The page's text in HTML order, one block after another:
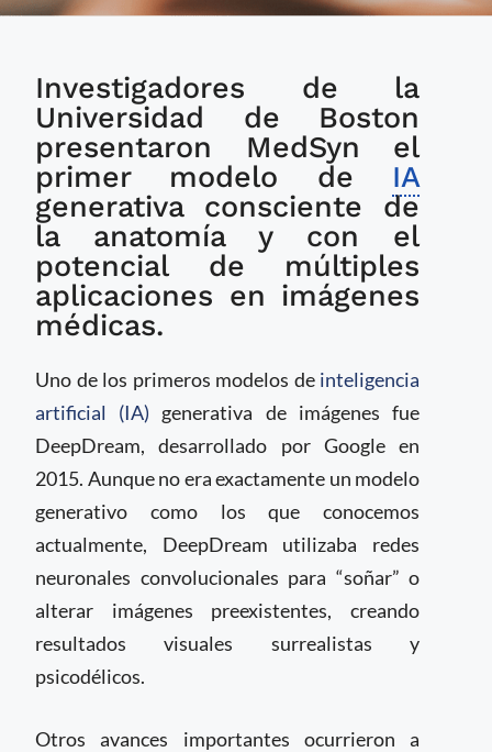
modelo de IA
generativa para
imágenes médicas
Investigadores de la
Universidad de Boston
presentaron MedSyn el
primer modelo de IA
generativa consciente de
la anatomía y con el
potencial de múltiples
aplicaciones en imágenes
médicas.
Uno de los primeros modelos de inteligencia
artificial (IA) generativa de imágenes fue
DeepDream, desarrollado por Google en
2015. Aunque no era exactamente un modelo
generativo como los que conocemos
actualmente, DeepDream utilizaba redes
neuronales convolucionales para “soñar” o
alterar imágenes preexistentes, creando
resultados visuales surrealistas y
psicodélicos.
Otros avances importantes ocurrieron a